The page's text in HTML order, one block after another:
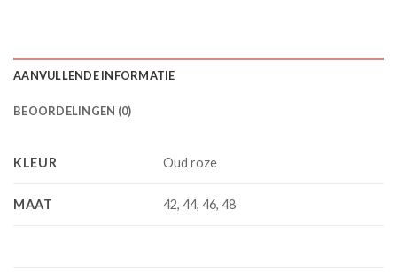
AANVULLENDE INFORMATIE
BEOORDELINGEN (0)
KLEUR Oud roze
MAAT 42, 44, 46, 48